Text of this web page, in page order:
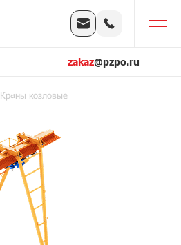
zakaz@pzpo.ru
Краны козловые